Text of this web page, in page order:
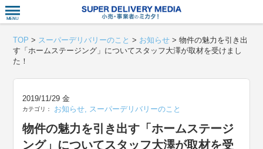
TOP > スーパーデリバリーのこと > お知らせ >物件の魅力を引き出
す「ホームステージング」についてスタッフ大澤が取材を受けまし
た！
2019/11/29 金
カテゴリ： お知らせ, スーパーデリバリーのこと
物件の魅力を引き出す「ホームステージ
ング」についてスタッフ大澤が取材を受